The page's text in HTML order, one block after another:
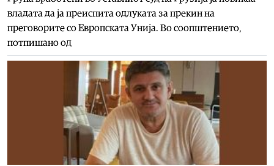
владата да ја преиспита одлуката за прекин на
преговорите со Европската Унија. Во соопштението,
потпишано од